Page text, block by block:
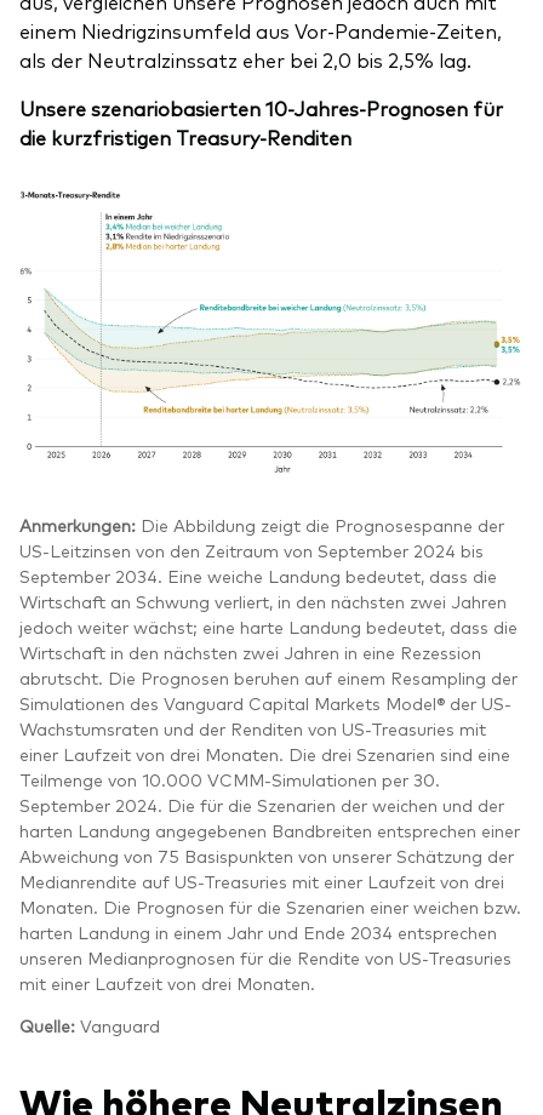
einem Niedrigzinsumfeld aus Vor-Pandemie-Zeiten,
als der Neutralzinssatz eher bei 2,0 bis 2,5% lag.
Unsere szenariobasierten 10-Jahres-Prognosen für
die kurzfristigen Treasury-Renditen
Anmerkungen: Die Abbildung zeigt die Prognosespanne der
US-Leitzinsen von den Zeitraum von September 2024 bis
September 2034. Eine weiche Landung bedeutet, dass die
Wirtschaft an Schwung verliert, in den nächsten zwei Jahren
jedoch weiter wächst; eine harte Landung bedeutet, dass die
Wirtschaft in den nächsten zwei Jahren in eine Rezession
abrutscht. Die Prognosen beruhen auf einem Resampling der
Simulationen des Vanguard Capital Markets Model® der US-
Wachstumsraten und der Renditen von US-Treasuries mit
einer Laufzeit von drei Monaten. Die drei Szenarien sind eine
Teilmenge von 10.000 VCMM-Simulationen per 30.
September 2024. Die für die Szenarien der weichen und der
harten Landung angegebenen Bandbreiten entsprechen einer
Abweichung von 75 Basispunkten von unserer Schätzung der
Medianrendite auf US-Treasuries mit einer Laufzeit von drei
Monaten. Die Prognosen für die Szenarien einer weichen bzw.
harten Landung in einem Jahr und Ende 2034 entsprechen
unseren Medianprognosen für die Rendite von US-Treasuries
mit einer Laufzeit von drei Monaten.
Quelle: Vanguard
Wie höhere Neutralzinsen